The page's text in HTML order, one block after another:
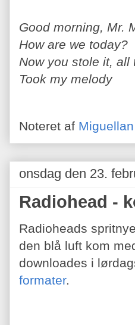
Good morning, Mr.
How are we today?
Now you stole it, all
Took my melody
Noteret af Miguellan
onsdag den 23.
Radiohead -
Radioheads
den blå luft kom
downloades i
formater.